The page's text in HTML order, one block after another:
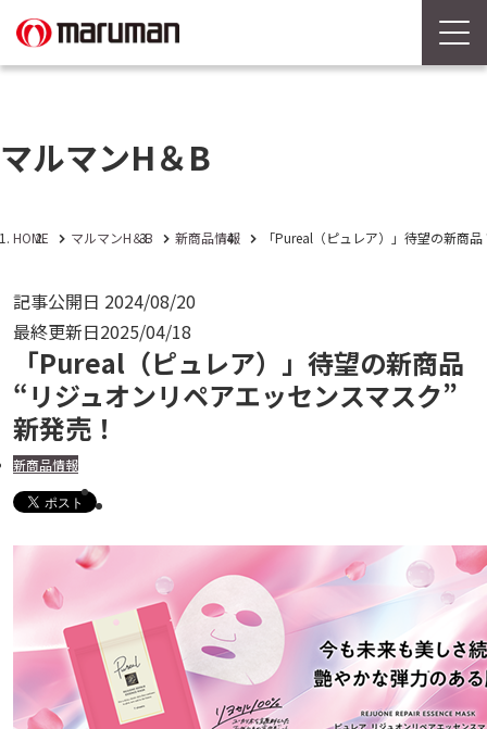
マルマンH＆B
HOME マルマンH＆B 新商品情報 「Pureal（ピュレア）」待望の新商
記事公開日 2024/08/20
最終更新日2025/04/18
「Pureal（ピュレア）」待望の新商品
“リジュオンリペアエッセンスマスク”
新発売！
新商品情報